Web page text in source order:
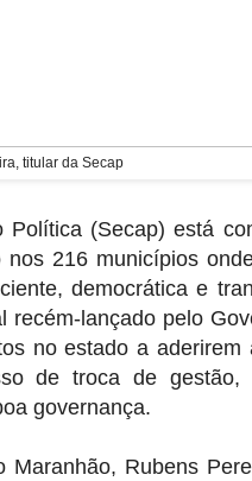
titular da Secap
(Secap) está
216 municípios
democrática e
recém-lançado pelo
no estado a aderirem
de troca de gestão,
governança.
Rubens